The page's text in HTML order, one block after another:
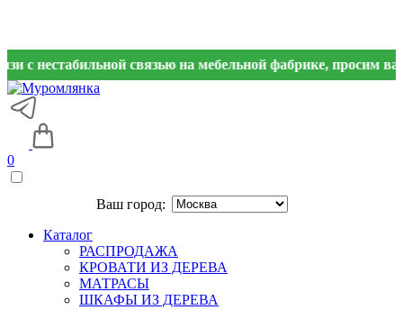
связью на мебельной фабрике, просим вас
0
Ваш город:
Каталог
РАСПРОДАЖА
КРОВАТИ ИЗ ДЕРЕВА
МАТРАСЫ
ШКАФЫ ИЗ ДЕРЕВА